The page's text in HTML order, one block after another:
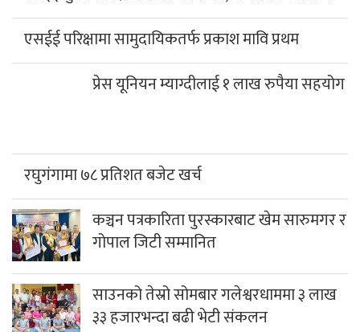
एसईई परिक्षामा सामुदायिकतर्फ प्रकाश मावि प्रथम
प्रेस यूनियन म्याग्दीलाई १ लाख रुपैया सहयोग
रघुगंगामा ७८ प्रतिशत बजेट खर्च
कञ्चन पत्रकारिता पुरस्कारबाट खेम सारुमगर र
गोपाल जिटी सम्मानित
साउनको तेस्रो सोमबार गलेश्वरधाममा ३ लाख
३३ हजारभन्दा बढी भेटी संकलन